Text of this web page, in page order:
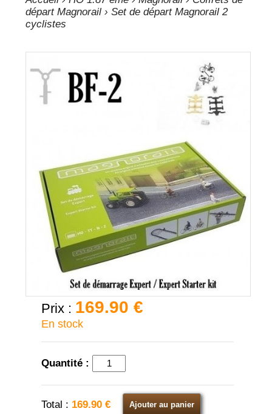
départ Magnorail › Set de départ Magnorail 2
cyclistes
Prix : 169.90 €
En stock
Quantité :
Total : 169.90 € Ajouter au panier